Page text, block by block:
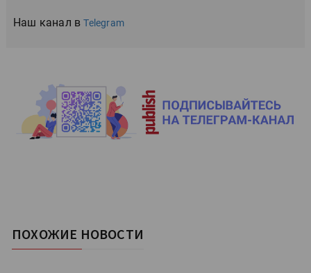
Наш канал вTelegram
ПОХОЖИЕ НОВОСТИ